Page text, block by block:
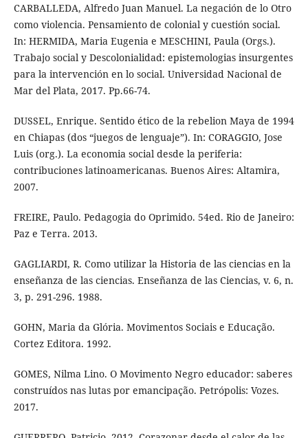
CARBALLEDA, Alfredo Juan Manuel. La negación de lo Otro
como violencia. Pensamiento de colonial y cuestión social.
In: HERMIDA, Maria Eugenia e MESCHINI, Paula (Orgs.).
Trabajo social y Descolonialidad: epistemologias insurgentes
para la intervención en lo social. Universidad Nacional de
Mar del Plata, 2017. Pp.66-74.
DUSSEL, Enrique. Sentido ético de la rebelion Maya de 1994
en Chiapas (dos “juegos de lenguaje”). In: CORAGGIO, Jose
Luis (org.). La economia social desde la periferia:
contribuciones latinoamericanas. Buenos Aires: Altamira,
2007.
FREIRE, Paulo. Pedagogia do Oprimido. 54ed. Rio de Janeiro:
Paz e Terra. 2013.
GAGLIARDI, R. Como utilizar la Historia de las ciencias en la
enseñanza de las ciencias. Enseñanza de las Ciencias, v. 6, n.
3, p. 291-296. 1988.
GOHN, Maria da Glória. Movimentos Sociais e Educação.
Cortez Editora. 1992.
GOMES, Nilma Lino. O Movimento Negro educador: saberes
construídos nas lutas por emancipação. Petrópolis: Vozes.
2017.